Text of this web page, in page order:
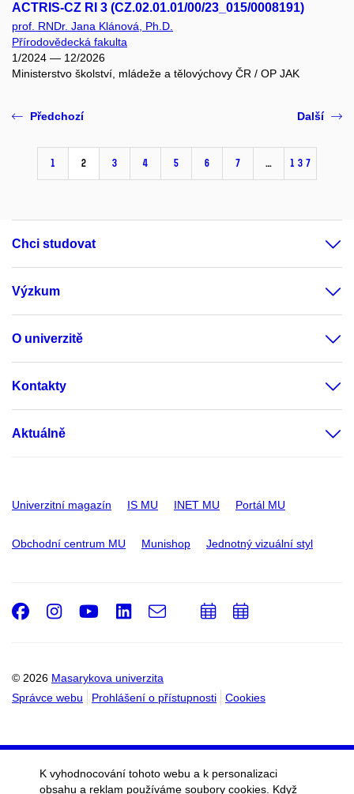
ACTRIS-CZ RI 3 (CZ.02.01.01/00/23_015/0008191)
prof. RNDr. Jana Klánová, Ph.D.
Přírodovědecká fakulta
1/2024 — 12/2026
Ministerstvo školství, mládeže a tělovýchovy ČR / OP JAK
Předchozí
1 2 3 4 5 6 7 … 137
Další
Chci studovat
Výzkum
O univerzitě
Kontakty
Aktuálně
Univerzitní magazín IS MU INET MU Portál MU
Obchodní centrum MU Munishop Jednotný vizuální styl
© 2026 Masarykova univerzita
Správce webu
Prohlášení o přístupnosti Cookies
Facebook
Instagram
Youtube
LinkedIn
e-
PřidatPřidat
K vyhodnocování tohoto webu a k personalizaci
obsahu a reklam používáme soubory cookies. Když